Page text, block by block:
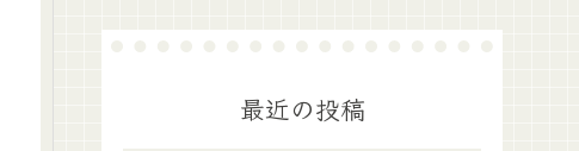
最近の投稿